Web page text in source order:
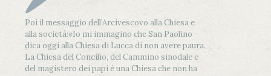
Poi il messaggio dell’Arcivescovo alla Chiesa e
alla società:«Io mi immagino che San Paolino
dica oggi alla Chiesa di Lucca di non avere paura.
La Chiesa del Concilio, del Cammino sinodale e
del magistero dei papi è una Chiesa che non ha